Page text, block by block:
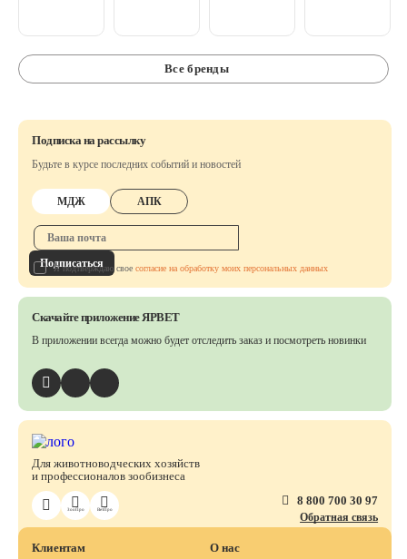
Все бренды
ЗооПро ВетПро
Для животноводческих хозяйств
и профессионалов зообизнеса
8 800 700 30 97
Обратная связь
Клиентам О нас
Подписка на рассылку
Будьте в курсе последних событий и новостей
МДЖ АПК
Подписаться
Я подтверждаю свое согласие на обработку моих персональных данных
Скачайте приложение ЯРВЕТ
В приложении всегда можно будет отследить заказ и посмотреть новинки